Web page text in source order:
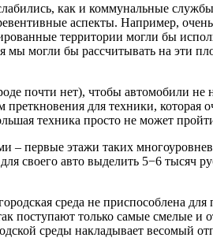
как и коммунальные
аспекты. Например,
территории могли бы
мы могли бы рассчитывать на эти
почти нет), чтобы автомобили не
для техники, которая
техника просто не может
– первые этажи таких
своего авто выделить 5−6 тысяч
среда не приспособлена для
поступают только самые смелые и
среды накладывает весомый